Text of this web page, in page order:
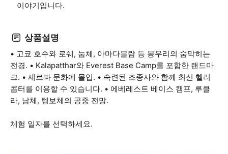
이야기입니다.
상품설명
• 고쿄 호수와 로쉐, 눕체, 아마다블람 등 봉우리의 숨막히는
전경. • Kalapatthar와 Everest Base Camp를 포함한 랜드마
크. • 셰르파 문화에 몰입. • 숙련된 조종사와 함께 최신 헬리
콥터를 이용할 수 있습니다. • 에베레스트 베이스 캠프, 루클
라, 남체, 텡보체의 공중 전망.
체험 일자를 선택하세요.